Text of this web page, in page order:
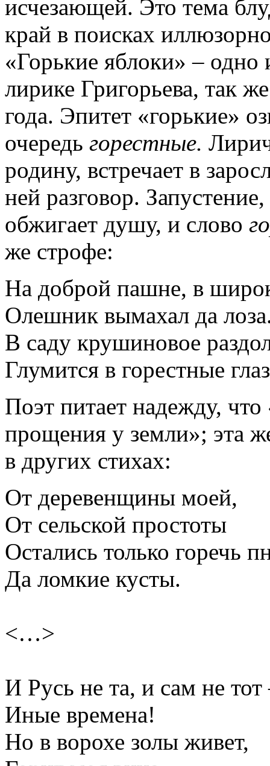
исчезающей. Это тема
край в поисках
«Горькие яблоки» –
лирике Григорьева, так
года. Эпитет «горькие»
очередь горестные.
родину, встречает в
ней разговор.
обжигает душу, и слово
же строфе:
На доброй пашне, в
Олешник вымахал да
В саду крушиновое
Глумится в горестные
Поэт питает надежду,
прощения у земли»; эта
в других стихах:
От деревенщины моей,
От сельской простоты
Остались только горечь
Да ломкие кусты.
<…>
И Русь не та, и сам не тот
Иные времена!
Но в ворохе золы живет,